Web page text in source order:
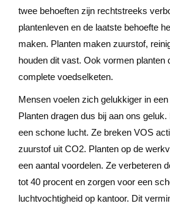
twee behoeften zijn rechtstreeks
plantenleven en de laatste behoefte
maken. Planten maken zuurstof,
houden dit vast. Ook vormen planten
complete voedselketen.
Mensen voelen zich gelukkiger in
Planten dragen dus bij aan ons
een schone lucht. Ze breken VOS
zuurstof uit CO2. Planten op de
een aantal voordelen. Ze verbeteren
tot 40 procent en zorgen voor een
luchtvochtigheid op kantoor. Dit